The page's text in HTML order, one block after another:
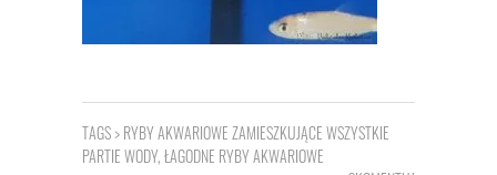
TAGS >RYBY AKWARIOWE ZAMIESZKUJĄCE WSZYSTKIE
PARTIE WODY,ŁAGODNE RYBY AKWARIOWE